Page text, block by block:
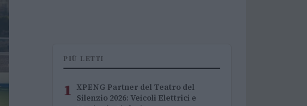
PIÙ LETTI
1 XPENG Partner del Teatro del
Silenzio 2026: Veicoli Elettrici e